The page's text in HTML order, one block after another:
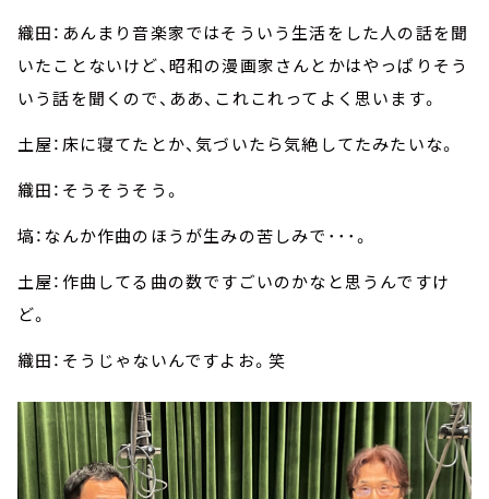
織田：あんまり音楽家ではそういう生活をした人の話を聞
いたことないけど、昭和の漫画家さんとかはやっぱりそう
いう話を聞くので、ああ、これこれってよく思います。
土屋：床に寝てたとか、気づいたら気絶してたみたいな。
織田：そうそうそう。
塙：なんか作曲のほうが生みの苦しみで･･･。
土屋：作曲してる曲の数ですごいのかなと思うんですけ
ど。
織田：そうじゃないんですよお。笑